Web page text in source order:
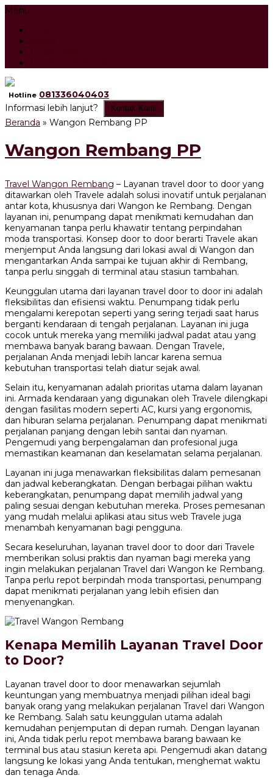
Menu
Hotline 081336040403
Informasi lebih lanjut?
Kontak Kami
Beranda » Wangon Rembang PP
Wangon Rembang PP
Travel Wangon Rembang – Layanan travel door to door yang
ditawarkan oleh Travele adalah solusi inovatif untuk perjalanan
antar kota, khususnya dari Wangon ke Rembang. Dengan
layanan ini, penumpang dapat menikmati kemudahan dan
kenyamanan tanpa perlu khawatir tentang perpindahan
moda transportasi. Konsep door to door berarti Travele akan
menjemput Anda langsung dari lokasi awal di Wangon dan
mengantarkan Anda sampai ke tujuan akhir di Rembang,
tanpa perlu singgah di terminal atau stasiun tambahan.
Keunggulan utama dari layanan travel door to door ini adalah
fleksibilitas dan efisiensi waktu. Penumpang tidak perlu
mengalami kerepotan seperti yang sering terjadi saat harus
berganti kendaraan di tengah perjalanan. Layanan ini juga
cocok untuk mereka yang memiliki jadwal padat atau yang
membawa banyak barang bawaan. Dengan Travele,
perjalanan Anda menjadi lebih lancar karena semua
kebutuhan transportasi telah diatur sejak awal.
Selain itu, kenyamanan adalah prioritas utama dalam layanan
ini. Armada kendaraan yang digunakan oleh Travele dilengkapi
dengan fasilitas modern seperti AC, kursi yang ergonomis,
dan hiburan selama perjalanan. Penumpang dapat menikmati
perjalanan panjang dengan lebih santai dan nyaman.
Pengemudi yang berpengalaman dan profesional juga
memastikan keamanan dan keselamatan selama perjalanan.
Layanan ini juga menawarkan fleksibilitas dalam pemesanan
dan jadwal keberangkatan. Dengan berbagai pilihan waktu
keberangkatan, penumpang dapat memilih jadwal yang
paling sesuai dengan kebutuhan mereka. Proses pemesanan
yang mudah melalui aplikasi atau situs web Travele juga
menambah kenyamanan bagi pengguna.
Secara keseluruhan, layanan travel door to door dari Travele
memberikan solusi praktis dan nyaman bagi mereka yang
ingin melakukan perjalanan Travel dari Wangon ke Rembang.
Tanpa perlu repot berpindah moda transportasi, penumpang
dapat menikmati perjalanan yang lebih efisien dan
menyenangkan.
Kenapa Memilih Layanan Travel Door
to Door?
Layanan travel door to door menawarkan sejumlah
keuntungan yang membuatnya menjadi pilihan ideal bagi
banyak orang yang melakukan perjalanan Travel dari Wangon
ke Rembang. Salah satu keunggulan utama adalah
kemudahan penjemputan di depan rumah. Dengan layanan
ini, Anda tidak perlu repot membawa barang bawaan ke
terminal bus atau stasiun kereta api. Pengemudi akan datang
langsung ke lokasi yang Anda tentukan, menghemat waktu
dan tenaga Anda.